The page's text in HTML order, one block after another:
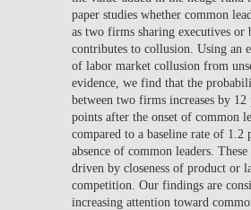
paper studies whether common
as two firms sharing executives or
contributes to collusion. Using an
of labor market collusion from
evidence, we find that the
between two firms increases by 12
points after the onset of common
compared to a baseline rate of 1.2
absence of common leaders.
driven by closeness of product or
competition. Our findings are
increasing attention toward